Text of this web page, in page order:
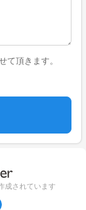
頂きます。
成されています